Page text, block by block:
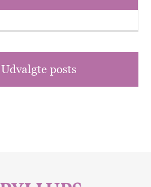
Udvalgte posts